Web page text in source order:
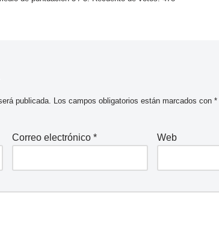
publicada. Los campos obligatorios están marcados con *
Correo electrónico * Web